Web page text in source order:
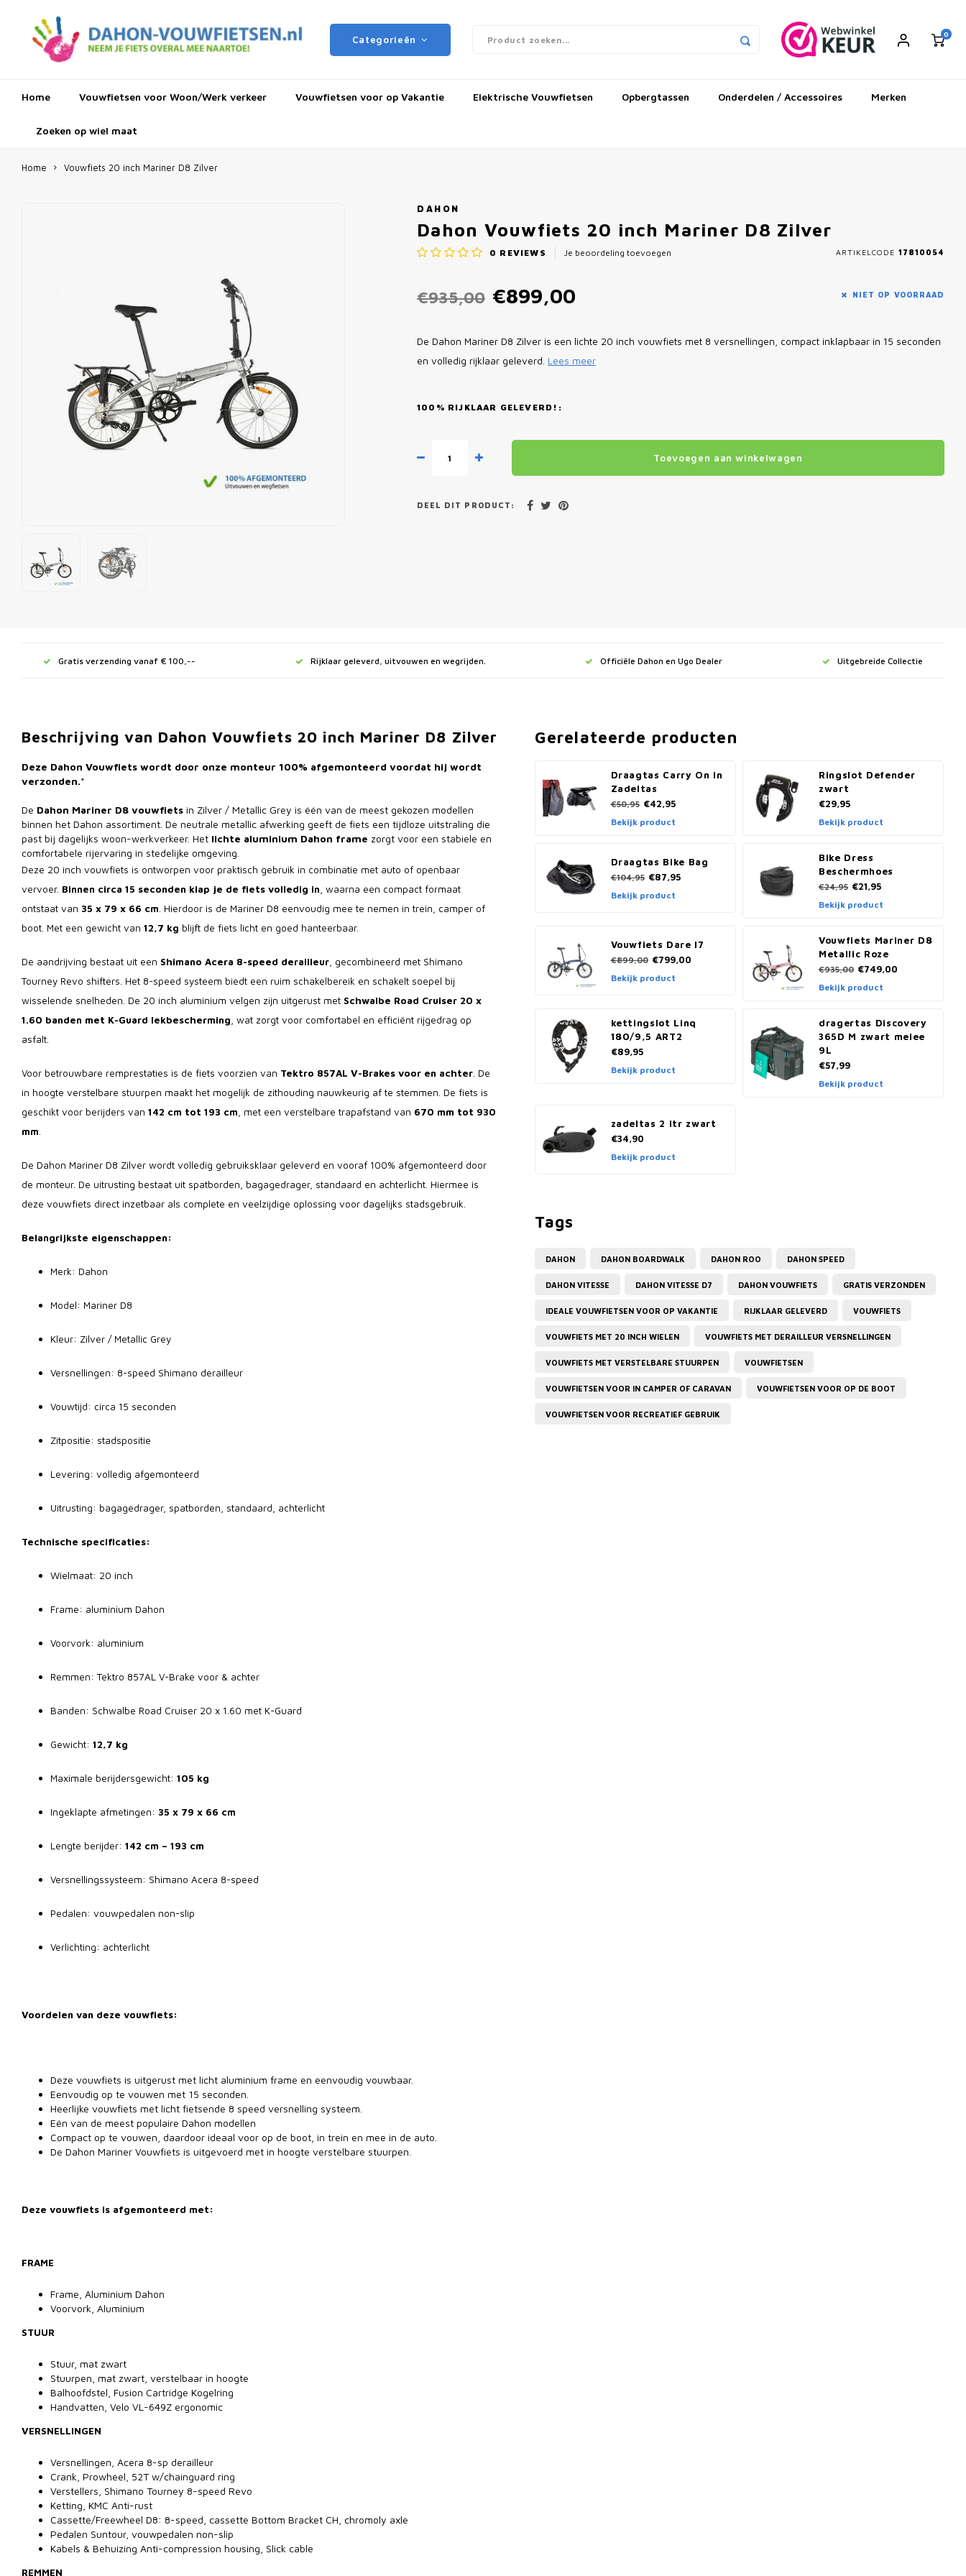
Categorieën
0
Home Vouwfietsen voor Woon/Werk verkeer Vouwfietsen voor op Vakantie Elektrische Vouwfietsen Opbergtassen Onderdelen / Accessoires Merken
Zoeken op wiel maat
Home Vouwfiets 20 inch Mariner D8 Zilver
DAHON
Dahon Vouwfiets 20 inch Mariner D8 Zilver
0 REVIEWS Je beoordeling toevoegen ARTIKELCODE 17810054
€935,00 €899,00 NIET OP VOORRAAD
De Dahon Mariner D8 Zilver is een lichte 20 inch vouwfiets met 8 versnellingen, compact inklapbaar in 15 seconden
en volledig rijklaar geleverd. Lees meer
100% RIJKLAAR GELEVERD!:
Toevoegen aan winkelwagen
DEEL DIT PRODUCT:
Gratis verzending vanaf € 100,-- Rijklaar geleverd, uitvouwen en wegrijden. Officiële Dahon en Ugo Dealer Uitgebreide Collectie
Beschrijving van Dahon Vouwfiets 20 inch Mariner D8 Zilver
Deze Dahon Vouwfiets wordt door onze monteur 100% afgemonteerd voordat hij wordt
verzonden.*
De Dahon Mariner D8 vouwfiets in Zilver / Metallic Grey is één van de meest gekozen modellen
binnen het Dahon assortiment. De neutrale metallic afwerking geeft de fiets een tijdloze uitstraling die
past bij dagelijks woon-werkverkeer. Het lichte aluminium Dahon frame zorgt voor een stabiele en
comfortabele rijervaring in stedelijke omgeving.
Deze 20 inch vouwfiets is ontworpen voor praktisch gebruik in combinatie met auto of openbaar
vervoer. Binnen circa 15 seconden klap je de fiets volledig in , waarna een compact formaat
ontstaat van 35 x 79 x 66 cm . Hierdoor is de Mariner D8 eenvoudig mee te nemen in trein, camper of
boot. Met een gewicht van 12,7 kg blijft de fiets licht en goed hanteerbaar.
De aandrijving bestaat uit een Shimano Acera 8-speed derailleur , gecombineerd met Shimano
Tourney Revo shifters. Het 8-speed systeem biedt een ruim schakelbereik en schakelt soepel bij
wisselende snelheden. De 20 inch aluminium velgen zijn uitgerust met Schwalbe Road Cruiser 20 x
1.60 banden met K-Guard lekbescherming , wat zorgt voor comfortabel en efficiënt rijgedrag op
asfalt.
Voor betrouwbare remprestaties is de fiets voorzien van Tektro 857AL V-Brakes voor en achter . De
in hoogte verstelbare stuurpen maakt het mogelijk de zithouding nauwkeurig af te stemmen. De fiets is
geschikt voor berijders van 142 cm tot 193 cm , met een verstelbare trapafstand van 670 mm tot 930
mm
De Dahon Mariner D8 Zilver wordt volledig gebruiksklaar geleverd en vooraf 100% afgemonteerd door
de monteur. De uitrusting bestaat uit spatborden, bagagedrager, standaard en achterlicht. Hiermee is
deze vouwfiets direct inzetbaar als complete en veelzijdige oplossing voor dagelijks stadsgebruik.
Belangrijkste eigenschappen:
Merk: Dahon
Model: Mariner D8
Kleur: Zilver / Metallic Grey
Versnellingen: 8-speed Shimano derailleur
Vouwtijd: circa 15 seconden
Zitpositie: stadspositie
Levering: volledig afgemonteerd
Uitrusting: bagagedrager, spatborden, standaard, achterlicht
Technische specificaties:
Wielmaat: 20 inch
Frame: aluminium Dahon
Voorvork: aluminium
Remmen: Tektro 857AL V-Brake voor & achter
Banden: Schwalbe Road Cruiser 20 x 1.60 met K-Guard
Gewicht: 12,7 kg
Maximale berijdersgewicht: 105 kg
Ingeklapte afmetingen: 35 x 79 x 66 cm
Lengte berijder: 142 cm – 193 cm
Versnellingssysteem: Shimano Acera 8-speed
Pedalen: vouwpedalen non-slip
Verlichting: achterlicht
Voordelen van deze vouwfiets:
Deze vouwfiets is uitgerust met licht aluminium frame en eenvoudig vouwbaar.
Eenvoudig op te vouwen met 15 seconden.
Heerlijke vouwfiets met licht fietsende 8 speed versnelling systeem.
Eén van de meest populaire Dahon modellen
Compact op te vouwen, daardoor ideaal voor op de boot, in trein en mee in de auto.
De Dahon Mariner Vouwfiets is uitgevoerd met in hoogte verstelbare stuurpen.
Deze vouwfiets is afgemonteerd met:
FRAME
Frame, Aluminium Dahon
Voorvork, Aluminium
STUUR
Stuur, mat zwart
Stuurpen, mat zwart, verstelbaar in hoogte
Balhoofdstel, Fusion Cartridge Kogelring
Handvatten, Velo VL-649Z ergonomic
VERSNELLINGEN
Versnellingen, Acera 8-sp derailleur
Crank, Prowheel, 52T w/chainguard ring
Verstellers, Shimano Tourney 8-speed Revo
Ketting, KMC Anti-rust
Cassette/Freewheel D8: 8-speed, cassette Bottom Bracket CH, chromoly axle
Pedalen Suntour, vouwpedalen non-slip
Kabels & Behuizing Anti-compression housing, Slick cable
REMMEN
Gerelateerde producten
Draagtas Carry On in
Zadeltas
€50,95 €42,95
Bekijk product
Ringslot Defender
zwart
€29,95
Bekijk product
Draagtas Bike Bag
€104,95 €87,95
Bekijk product
Bike Dress
Beschermhoes
€24,95 €21,95
Bekijk product
Vouwfiets Dare I7
€899,00 €799,00
Bekijk product
Vouwfiets Mariner D8
Metallic Roze
€935,00 €749,00
Bekijk product
kettingslot Linq
180/9,5 ART2
€89,95
Bekijk product
dragertas Discovery
365D M zwart melee
9L
€57,99
Bekijk product
zadeltas 2 ltr zwart
€34,90
Bekijk product
Tags
DAHON DAHON BOARDWALK DAHON ROO DAHON SPEED
DAHON VITESSE DAHON VITESSE D7 DAHON VOUWFIETS GRATIS VERZONDEN
IDEALE VOUWFIETSEN VOOR OP VAKANTIE RIJKLAAR GELEVERD VOUWFIETS
VOUWFIETS MET 20 INCH WIELEN VOUWFIETS MET DERAILLEUR VERSNELLINGEN
VOUWFIETS MET VERSTELBARE STUURPEN VOUWFIETSEN
VOUWFIETSEN VOOR IN CAMPER OF CARAVAN VOUWFIETSEN VOOR OP DE BOOT
VOUWFIETSEN VOOR RECREATIEF GEBRUIK